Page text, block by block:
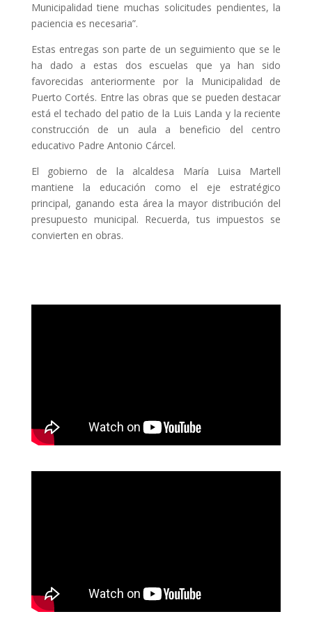
Municipalidad tiene muchas solicitudes pendientes, la
paciencia es necesaria”.
Estas entregas son parte de un seguimiento que se le
ha dado a estas dos escuelas que ya han sido
favorecidas anteriormente por la Municipalidad de
Puerto Cortés. Entre las obras que se pueden destacar
está el techado del patio de la Luis Landa y la reciente
construcción de un aula a beneficio del centro
educativo Padre Antonio Cárcel.
El gobierno de la alcaldesa María Luisa Martell
mantiene la educación como el eje estratégico
principal, ganando esta área la mayor distribución del
presupuesto municipal. Recuerda, tus impuestos se
convierten en obras.